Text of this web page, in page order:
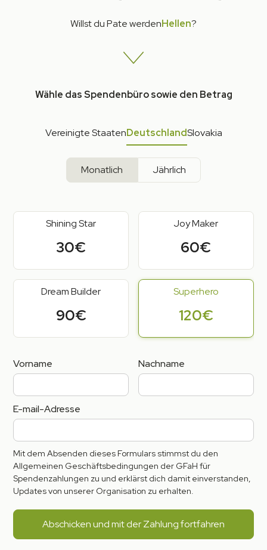
Willst du Pate werdenHellen?
Wähle das Spendenbüro sowie den Betrag
Vereinigte StaatenDeutschlandSlovakia
Monatlich Jährlich
Shining Star
30€
Joy Maker
60€
Dream Builder
90€
Superhero
120€
Vorname Nachname
E-mail-Adresse
Mit dem Absenden dieses Formulars stimmst du den
Allgemeinen Geschäftsbedingungen der GFaH für
Spendenzahlungen zu und erklärst dich damit einverstanden,
Updates von unserer Organisation zu erhalten.